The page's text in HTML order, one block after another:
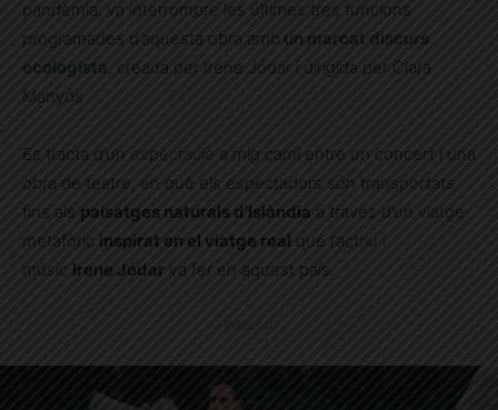
pandèmia, va interrompre les últimes tres funcions
programades d’aquesta obra amb un marcat discurs
ecologista
, creada per Irene Jódar i dirigida per Clara
Manyós
Es tracta d’un espectacle a mig camí entre un concert i una
obra de teatre, en què els espectadors són transportats
fins als paisatges naturals d’Islàndia a través d’un viatge
metafòric inspirat en el viatge real que l’actriu i
músic Irene Jódar va fer en aquest país.